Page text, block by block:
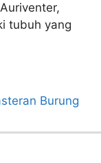
tubuh yang
Burung